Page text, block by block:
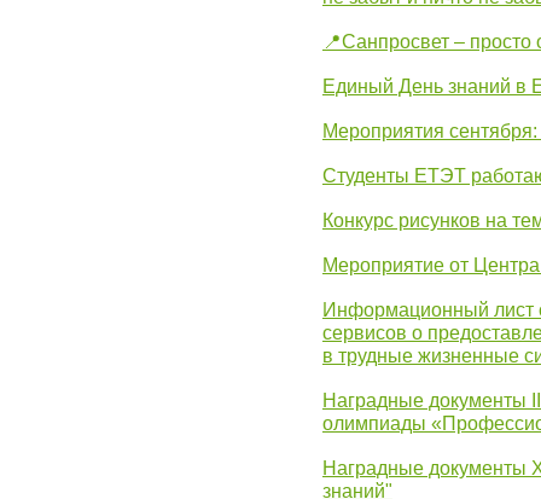
📍Санпросвет –
Единый День знаний в
Мероприятия
Студенты ЕТЭТ
Конкурс рисунков на
Мероприятие от
Информационный лист
сервисов о
в трудные жизненные
Наградные документы
олимпиады
Наградные документы
знаний"